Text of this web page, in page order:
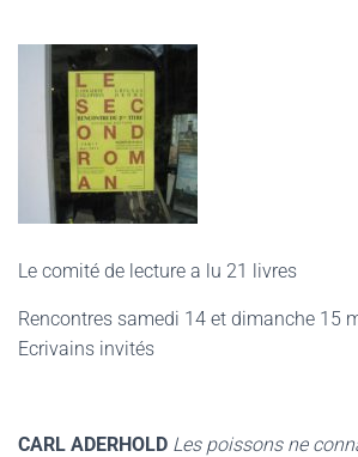
Le comité de lecture a lu 21 livres
Rencontres samedi 14 et dimanche 15
Ecrivains invités
CARL ADERHOLD Les poissons ne